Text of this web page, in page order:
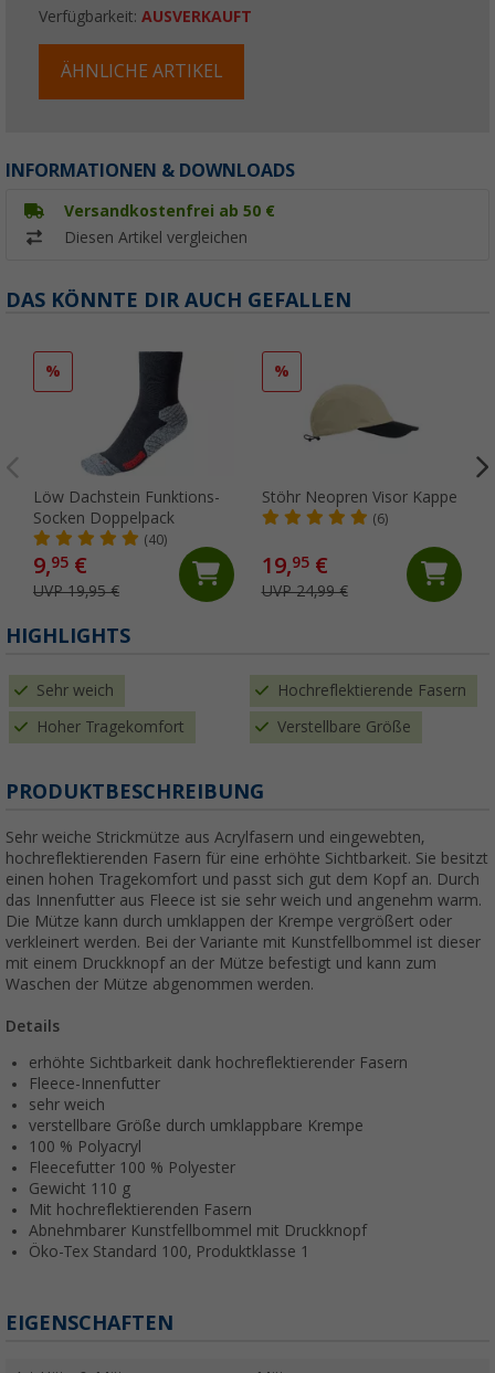
Verfügbarkeit: AUSVERKAUFT
ÄHNLICHE ARTIKEL
INFORMATIONEN & DOWNLOADS
Versandkostenfrei ab 50 €
Diesen Artikel vergleichen
DAS KÖNNTE DIR AUCH GEFALLEN
%
Löw Dachstein Funktions-
Socken Doppelpack
(40)
9,95 €
UVP 19,95 €
%
Stöhr Neopren Visor Kappe
(6)
19,95€
UVP 24,99 €
HIGHLIGHTS
Sehr weich Hochreflektierende Fasern
Hoher Tragekomfort Verstellbare Größe
PRODUKTBESCHREIBUNG
Sehr weiche Strickmütze aus Acrylfasern und eingewebten,
hochreflektierenden Fasern für eine erhöhte Sichtbarkeit. Sie besitzt
einen hohen Tragekomfort und passt sich gut dem Kopf an. Durch
das Innenfutter aus Fleece ist sie sehr weich und angenehm warm.
Die Mütze kann durch umklappen der Krempe vergrößert oder
verkleinert werden. Bei der Variante mit Kunstfellbommel ist dieser
mit einem Druckknopf an der Mütze befestigt und kann zum
Waschen der Mütze abgenommen werden.
Details
erhöhte Sichtbarkeit dank hochreflektierender Fasern
Fleece-Innenfutter
sehr weich
verstellbare Größe durch umklappbare Krempe
100 % Polyacryl
Fleecefutter 100 % Polyester
Gewicht 110 g
Mit hochreflektierenden Fasern
Abnehmbarer Kunstfellbommel mit Druckknopf
Öko-Tex Standard 100, Produktklasse 1
EIGENSCHAFTEN